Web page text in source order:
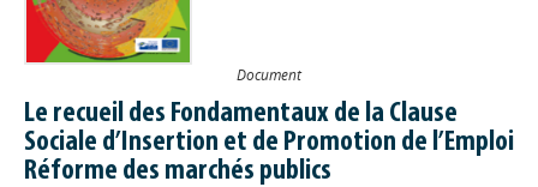
Document
Le recueil des Fondamentaux de la Clause
Sociale d’Insertion et de Promotion de l’Emploi
Réforme des marchés publics